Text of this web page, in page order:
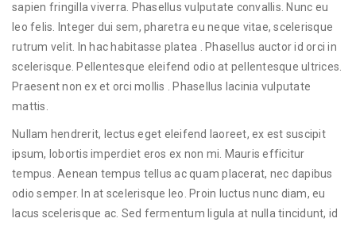
sapien fringilla viverra. Phasellus vulputate convallis. Nunc eu
leo felis. Integer dui sem, pharetra eu neque vitae, scelerisque
rutrum velit. In hac habitasse platea . Phasellus auctor id orci in
scelerisque. Pellentesque eleifend odio at pellentesque ultrices.
Praesent non ex et orci mollis . Phasellus lacinia vulputate
mattis.
Nullam hendrerit, lectus eget eleifend laoreet, ex est suscipit
ipsum, lobortis imperdiet eros ex non mi. Mauris efficitur
tempus. Aenean tempus tellus ac quam placerat, nec dapibus
odio semper. In at scelerisque leo. Proin luctus nunc diam, eu
lacus scelerisque ac. Sed fermentum ligula at nulla tincidunt, id